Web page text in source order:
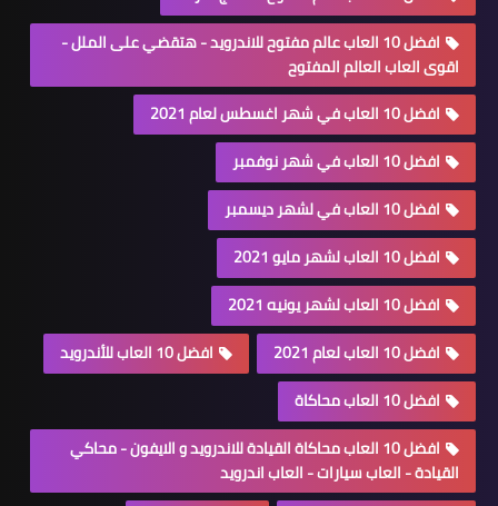
افضل 10 العاب عالم مفتوح للاندرويد - هتقضي على الملل -
اقوى العاب العالم المفتوح
افضل 10 العاب في شهر اغسطس لعام 2021
افضل 10 العاب في شهر نوفمبر
افضل 10 العاب في لشهر ديسمبر
افضل 10 العاب لشهر مايو 2021
افضل 10 العاب لشهر يونيه 2021
افضل 10 العاب لعام 2021
افضل 10 العاب للأندرويد
افضل 10 العاب محاكاة
افضل 10 العاب محاكاة القيادة للاندرويد و الايفون - محاكي
القيادة - العاب سيارات - العاب اندرويد